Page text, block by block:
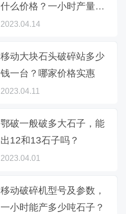
什么价格？一小时产量多
少
2023.04.14
移动大块石头破碎站多少
钱一台？哪家价格实惠
2023.04.11
鄂破一般破多大石子，能
出12和13石子吗？
2023.04.01
移动破碎机型号及参数，
一小时能产多少吨石子？